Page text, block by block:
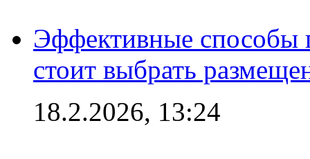
Эффективные способы
стоит выбрать
18.2.2026, 13:24